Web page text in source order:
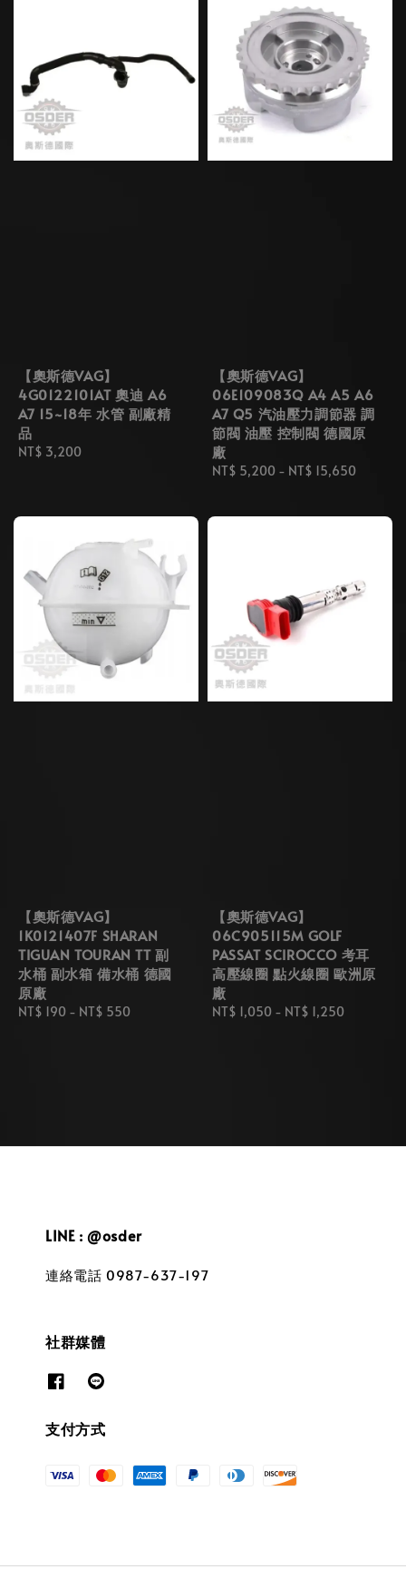
【奧斯德VAG】
4G0122101AT 奧迪 A6
A7 15~18年 水管 副廠精
品
Regular
NT$ 3,200
【奧斯德VAG】
06E109083Q A4 A5 A6
A7 Q5 汽油壓力調節器 調
節閥 油壓 控制閥 德國原
廠
Regular
NT$ 5,200 - NT$ 15,650
【奧斯德VAG】
1K0121407F SHARAN
TIGUAN TOURAN TT 副
水桶 副水箱 備水桶 德國
原廠
Regular
NT$ 190 - NT$ 550
【奧斯德VAG】
06C905115M GOLF
PASSAT SCIROCCO 考耳
高壓線圈 點火線圈 歐洲原
廠
Regular
NT$ 1,050 - NT$ 1,250
LINE : @osder
連絡電話 0987-637-197
社群媒體
支付方式